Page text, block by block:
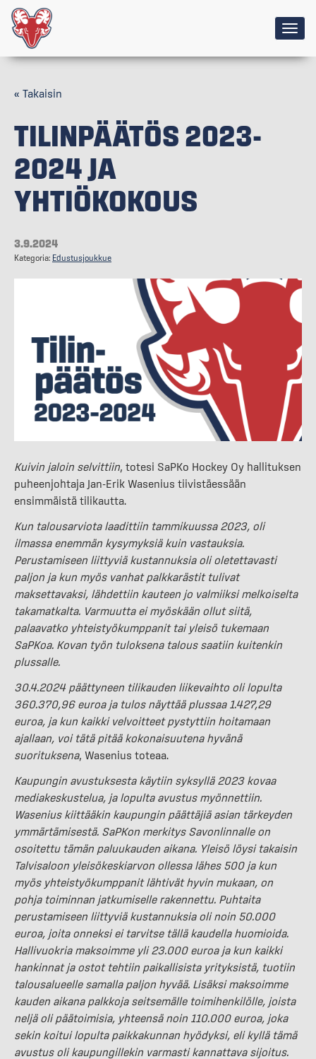
« Takaisin
TILINPÄÄTÖS 2023-
2024 JA
YHTIÖKOKOUS
3.9.2024
Kategoria: Edustusjoukkue
Kuivin jaloin selvittiin , totesi SaPKo Hockey Oy hallituksen
puheenjohtaja Jan-Erik Wasenius tiivistäessään
ensimmäistä tilikautta.
Kun talousarviota laadittiin tammikuussa 2023, oli
ilmassa enemmän kysymyksiä kuin vastauksia.
Perustamiseen liittyviä kustannuksia oli oletettavasti
paljon ja kun myös vanhat palkkarästit tulivat
maksettavaksi, lähdettiin kauteen jo valmiiksi melkoiselta
takamatkalta. Varmuutta ei myöskään ollut siitä,
palaavatko yhteistyökumppanit tai yleisö tukemaan
SaPKoa. Kovan työn tuloksena talous saatiin kuitenkin
plussalle.
30.4.2024 päättyneen tilikauden liikevaihto oli lopulta
360.370,96 euroa ja tulos näyttää plussaa 1.427,29
euroa, ja kun kaikki velvoitteet pystyttiin hoitamaan
ajallaan, voi tätä pitää kokonaisuutena hyvänä
suorituksena, Wasenius toteaa.
Kaupungin avustuksesta käytiin syksyllä 2023 kovaa
mediakeskustelua, ja lopulta avustus myönnettiin.
Wasenius kiittääkin kaupungin päättäjiä asian tärkeyden
ymmärtämisestä. SaPKon merkitys Savonlinnalle on
osoitettu tämän paluukauden aikana. Yleisö löysi takaisin
Talvisaloon yleisökeskiarvon ollessa lähes 500 ja kun
myös yhteistyökumppanit lähtivät hyvin mukaan, on
pohja toiminnan jatkumiselle rakennettu. Puhtaita
perustamiseen liittyviä kustannuksia oli noin 50.000
euroa, joita onneksi ei tarvitse tällä kaudella huomioida.
Hallivuokria maksoimme yli 23.000 euroa ja kun kaikki
hankinnat ja ostot tehtiin paikallisista yrityksistä, tuotiin
talousalueelle samalla paljon hyvää. Lisäksi maksoimme
kauden aikana palkkoja seitsemälle toimihenkilölle, joista
neljä oli päätoimisia, yhteensä noin 110.000 euroa, joka
sekin koitui lopulta paikkakunnan hyödyksi, eli kyllä tämä
avustus oli kaupungillekin varmasti kannattava sijoitus.